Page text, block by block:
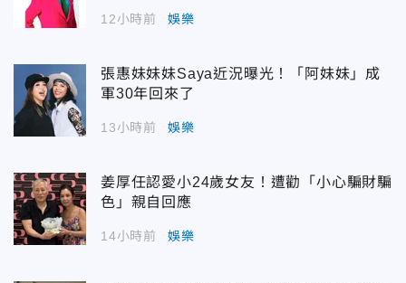
12小時前 娛樂
張惠妹妹妹Saya近況曝光！「阿妹妹」成
軍30年回來了
13小時前 娛樂
姜厚任認愛小24歲女友！遭勸「小心騙財騙
色」親自回應
14小時前 娛樂